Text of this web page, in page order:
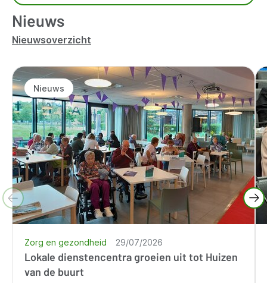
kennisdomeinen
Nieuws
Nieuwsoverzicht
Nieuws
Lokale dienstencentra groeien uit tot Huizen
van de buurt
Zorg en gezondheid 29/07/2026